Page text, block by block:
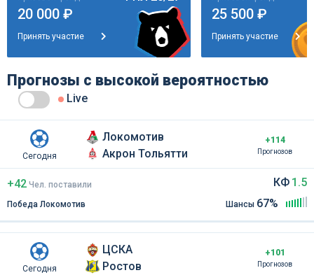
20 000 ₽
Принять участие
25 500 ₽
Принять участие
Прогнозы с высокой вероятностью
Live
Сегодня
Локомотив
Акрон Тольятти
+114
Прогнозов
+42 Чел поставили
Победа Локомотив
КФ 1.5
Шансы 67%
Сегодня
ЦСКА
Ростов
+101
Прогнозов